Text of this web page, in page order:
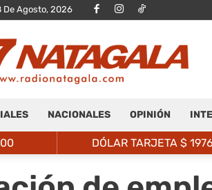
De Agosto, 2026
NACIONALES OPINIÓN
DÓLAR TARJETA $